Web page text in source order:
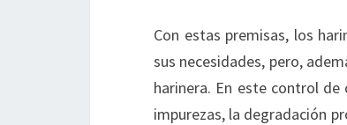
Con estas premisas, los
sus necesidades, pero,
harinera. En este control
impurezas, la degradación